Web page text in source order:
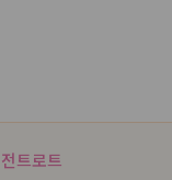
트로트